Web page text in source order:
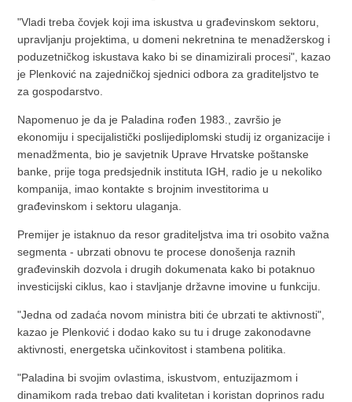
"Vladi treba čovjek koji ima iskustva u građevinskom sektoru,
upravljanju projektima, u domeni nekretnina te menadžerskog i
poduzetničkog iskustava kako bi se dinamizirali procesi", kazao
je Plenković na zajedničkoj sjednici odbora za graditeljstvo te
za gospodarstvo.
Napomenuo je da je Paladina rođen 1983., završio je
ekonomiju i specijalistički poslijediplomski studij iz organizacije i
menadžmenta, bio je savjetnik Uprave Hrvatske poštanske
banke, prije toga predsjednik instituta IGH, radio je u nekoliko
kompanija, imao kontakte s brojnim investitorima u
građevinskom i sektoru ulaganja.
Premijer je istaknuo da resor graditeljstva ima tri osobito važna
segmenta - ubrzati obnovu te procese donošenja raznih
građevinskih dozvola i drugih dokumenata kako bi potaknuo
investicijski ciklus, kao i stavljanje državne imovine u funkciju.
"Jedna od zadaća novom ministra biti će ubrzati te aktivnosti",
kazao je Plenković i dodao kako su tu i druge zakonodavne
aktivnosti, energetska učinkovitost i stambena politika.
"Paladina bi svojim ovlastima, iskustvom, entuzijazmom i
dinamikom rada trebao dati kvalitetan i koristan doprinos radu